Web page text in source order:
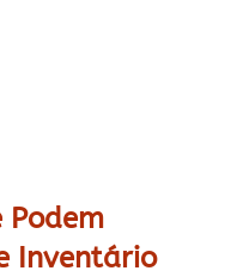
Inventário